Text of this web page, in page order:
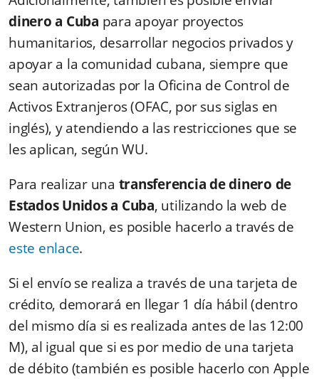
dinero a Cuba para apoyar proyectos
humanitarios, desarrollar negocios privados y
apoyar a la comunidad cubana, siempre que
sean autorizadas por la Oficina de Control de
Activos Extranjeros (OFAC, por sus siglas en
inglés), y atendiendo a las restricciones que se
les aplican, según WU.
Para realizar una transferencia de dinero de
Estados Unidos a Cuba, utilizando la web de
Western Union, es posible hacerlo a través de
este enlace.
Si el envío se realiza a través de una tarjeta de
crédito, demorará en llegar 1 día hábil (dentro
del mismo día si es realizada antes de las 12:00
M), al igual que si es por medio de una tarjeta
de débito (también es posible hacerlo con Apple